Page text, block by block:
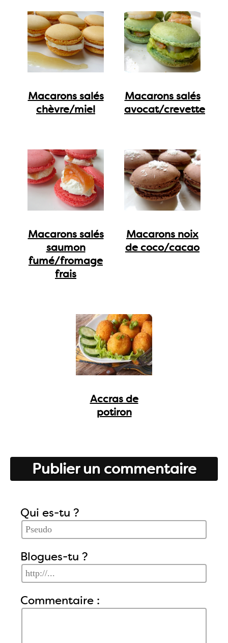
Macarons salés
chèvre/miel
Macarons salés
avocat/crevette
Macarons salés
saumon
fumé/fromage
frais
Macarons noix
de coco/cacao
Accras de
potiron
Publier un commentaire
Qui es-tu ?
Blogues-tu ?
Commentaire :